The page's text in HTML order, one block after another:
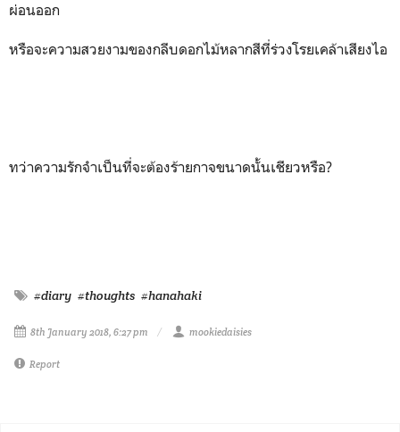
ผ่อนออก
หรือจะความสวยงามของกลีบดอกไม้หลากสีที่ร่วงโรยเคล้าเสียงไอ
ทว่าความรักจำเป็นที่จะต้องร้ายกาจขนาดนั้นเชียวหรือ?
#diary #thoughts #hanahaki
8th January 2018, 6:27 pm mookiedaisies
Report